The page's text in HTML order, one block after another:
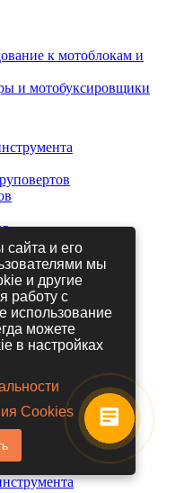
к мотоблокам и
и мотобуксировщики
фенов
машин
лобзиков
ножниц
пил
рубанков
и его
мы
и другие
работу с
использование
можете
в настройках
Cookies